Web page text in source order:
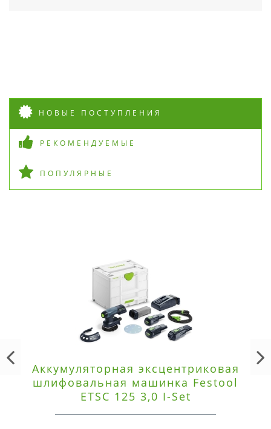
НОВЫЕ ПОСТУПЛЕНИЯ
РЕКОМЕНДУЕМЫЕ
ПОПУЛЯРНЫЕ
Аккумуляторная эксцентриковая
шлифовальная машинка Festool
ETSC 125 3,0 I-Set